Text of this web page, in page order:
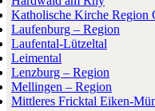
Katholische Kirche Region
Laufenburg – Region
Laufental-Lützeltal
Leimental
Lenzburg – Region
Mellingen – Region
Mittleres Fricktal Eiken-